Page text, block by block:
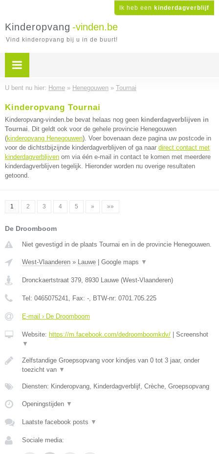
Ik heb een kinderdagverblijf
Kinderopvang -vinden.be
Vind kinderopvang bij u in de buurt!
U bent nu hier: Home » Henegouwen » Tournai
Kinderopvang Tournai
Kinderopvang-vinden.be bevat helaas nog geen kinderdagverblijven in
Tournai. Dit geldt ook voor de gehele provincie Henegouwen
(kinderopvang Henegouwen). Voer bovenaan deze pagina uw postcode in
voor de dichtstbijzijnde kinderdagverblijven of ga naar direct contact met
kinderdagverblijven om via één e-mail in contact te komen met meerdere
kinderdagverblijven tegelijk. Hieronder worden nu overige resultaten
getoond.
1 2 3 4 5 » »»
De Droomboom
Niet gevestigd in de plaats Tournai en in de provincie Henegouwen.
West-Vlaanderen » Lauwe Google maps ▼
Dronckaertstraat 379, 8930 Lauwe (West-Vlaanderen)
Tel: 0465075241, Fax: -, BTW-nr: 0701.705.225
E-mail › De Droomboom
Website: https://m.facebook.com/dedroomboomkdv/
Screenshot
▼
Zelfstandige Groepsopvang voor kindjes van 0 tot 3 jaar, onder
toezicht van ▼
Diensten: Kinderopvang, Kinderdagverblijf, Crèche, Groepsopvang
Openingstijden ▼
Laatste facebook posts ▼
Sociale media: